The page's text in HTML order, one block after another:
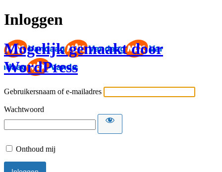
Inloggen
Mogelijk gemaakt door
WordPress
Gebruikersnaam of e-mailadres
Wachtwoord
Onthoud mij